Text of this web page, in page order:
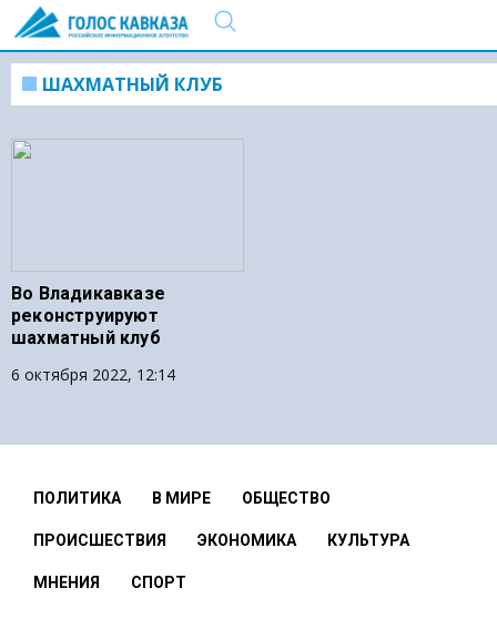
ШАХМАТНЫЙ КЛУБ
Во Владикавказе
реконструируют
шахматный клуб
6 октября 2022, 12:14
ПОЛИТИКА В МИРЕ ОБЩЕСТВО
ПРОИСШЕСТВИЯ ЭКОНОМИКА КУЛЬТУРА
МНЕНИЯ СПОРТ